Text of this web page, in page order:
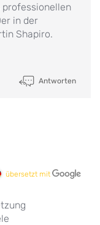
in der
Shapiro.
Antworten
übersetzt mit